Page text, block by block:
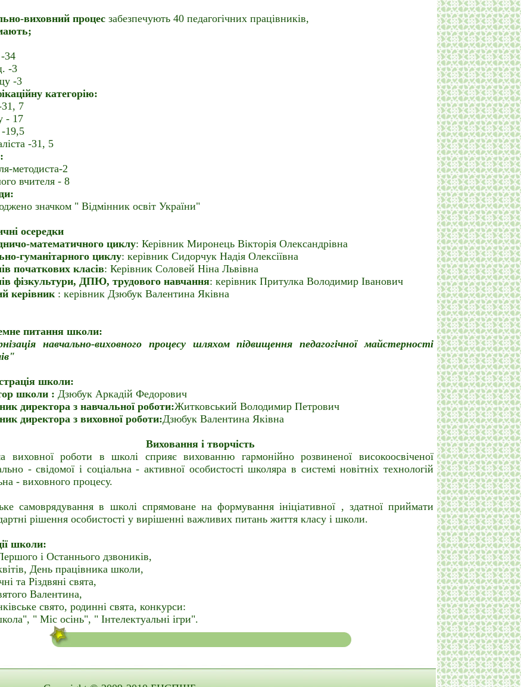
виховний процес забезпечують 40 педагогічних працівників,
34
-3
-3
категорію:
7
- 17
19,5
-31, 5
методиста-2
вчителя - 8
значком " Відмінник освіт України"
осередки
математичного циклу: Керівник Миронець Вікторія Олександрівна
гуманітарного циклу: керівник Сидорчук Надія Олексіївна
початкових класів: Керівник Соловей Ніна Львівна
фізкультури, ДПЮ, трудового навчання: керівник Притулка Володимир Іванович
керівник : керівник Дзюбук Валентина Яківна
питання школи:
навчально-виховного процесу шляхом підвищення педагогічної майстерності
школи:
школи : Дзюбук Аркадій Федорович
директора з навчальної роботи:Житковський Володимир Петрович
директора з виховної роботи:Дзюбук Валентина Яківна
Виховання і творчість
виховної роботи в школі сприяє вихованню гармонійно розвиненої високоосвіченої
- свідомої і соціальна - активної особистості школяра в системі новітніх технологій
- виховного процесу.
самоврядування в школі спрямоване на формування ініціативної , здатної приймати
рішення особистості у вирішенні важливих питань життя класу і школи.
школи:
і Останнього дзвоників,
День працівника школи,
та Різдвяні свята,
Валентина,
свято, родинні свята, конкурси:
" Міс осінь", " Інтелектуальні ігри".